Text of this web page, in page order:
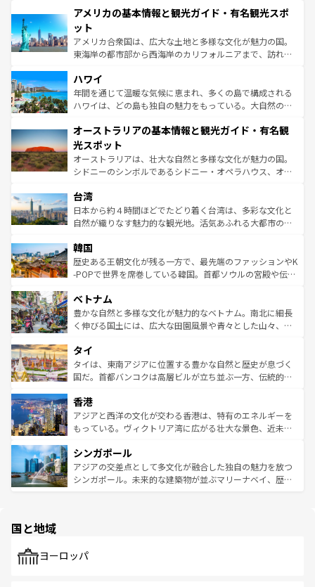
ンツ一覧を参照してほしい。
の建物がそのまま残る町や、スイスならではのユニークな
博物館もあり、アルプス観光だけでなく町歩きも満喫する
ことができる。国民の所得が高いため物価も高いが、旅行
者向けの交通パス提供のサービスもあり、うまく活用すれ
着のスイス情報は
アメリカの基本情報と観光ガイド・有名観光スポ
ット
アメリカ合衆国は、広大な土地と多様な文化が魅力の国。
東海岸の都市部から西海岸のカリフォルニアまで、訪れる
のような巨大都市は、観光、ショッピング、エンターテイ
ンメントが詰まった刺激的なスポットだ。一方、アメリカ
西部には大自然が広がり、グランドキャニオンやイエロー
部のニューオーリンズでは、音楽と美食が融合した独特の
文化が魅力。旅行者はアメリカの各地域で異なる魅力を楽
しみながら、その多様性と豊かな歴史を感じることができ
るだろう。車でのロードトリップや列車の旅も、アメリカ
情報は
ハワイ
年間を通じて温暖な気候に恵まれ、多くの島で構成される
ハワイは、どの島も独自の魅力をもっている。大自然の神
ワイ島は見逃せない。また、定番の観光地といえばオアフ
島だが、静かな自然を求めるならマウイ島やカウアイ島が
おすすめ。エメラルドグリーンに輝く海をはじめ、豊かな
文化や歴史が息づいている。「アロハスピリット」と呼ば
人々、おいしいローカルフードやハワイアンミュージッ
ク、伝統的なフラダンスなど、すべてがハワイの魅力を彩
っている。訪れるたびに新しい発見と感動が待っているハ
はコンテンツ一覧
オーストラリアの基本情報と観光ガイド・有名観
光スポット
オーストラリアは、壮大な自然と多様な文化が魅力の国。
シドニーのシンボルであるシドニー・オペラハウス、オー
リアリーフや大陸中央部にそびえるウルル（エアーズロッ
ク）、タスマニアの美しい原生林やケアンズの熱帯雨林な
ど、見どころがたくさん。また、カフェやワイン、オージ
いる。アクティビティも充実しており、サーフィンやダイ
ビング、ハイキングなど、アウトドア好きにはたまらな
い。オーストラリアの多彩な魅力を存分に味わいつくそ
参照してほしい。
台湾
日本から約４時間ほどでたどり着く台湾は、多彩な文化と
自然が織りなす魅力的な観光地。活気あふれる大都市の台
ン）、静ひつな山岳地帯である台湾東部など、都市の喧騒
と山間の静けさが共存しており、訪れる人に新しい発見と
驚きをもたらしてくれる。また、奥深い台湾の食文化も魅
容にもいいと評判のスイーツなど、バラエティ豊かな料理
が味わえる。 なお、新着の台湾情報は コンテンツ一覧を参
照してほしい。
韓国
歴史ある王朝文化が残る一方で、最先端のファッションやK
-POPで世界を席巻している韓国。首都ソウルの宮殿や伝統
き、地方に足を延ばせば四季折々の自然美を楽しむことが
できる。そして、キムチや焼肉、絶品のストリートフード
まで、さまざまな韓国料理が待っている。夜には、韓国な
リティに包まれながら、韓国の多彩な魅力を心ゆくまで味
わってみてほしい。 なお、新着の韓国情報はコンテンツ一
覧を参照してほしい。
ベトナム
豊かな自然と多様な文化が魅力的なベトナム。南北に細長
く伸びる国土には、広大な田園風景や青々とした山々、世
急速な発展と共に伝統が息づく。ハノイの古い町並みやホ
ーチミン市のフランス統治時代の建物も、独特の雰囲気を
醸し出している。また、バラエティの豊かさとおいしさで
とつ。フォーやバインミー、ベトナムコーヒーなどは、ぜ
ひ現地で味わいたい。どの地域を訪れてもあたたかい人々
が旅行者を迎えてくれるので、きっと忘れられない旅にな
参照してほしい。
タイ
タイは、東南アジアに位置する豊かな自然と歴史が息づく
国だ。首都バンコクは高層ビルが立ち並ぶ一方、伝統的な
の活気が交差している。北部ではチェンマイなどの山岳地
帯で自然と触れ合い、南部ではプーケットやクラビの美し
いビーチでリゾート気分を楽しむことができる。タイ料理
激する。気候は一年中温暖で、どの季節にも異なる楽しみ
が待っている。親しみやすいタイの人々、仏教を中心とし
た文化、そして多様な観光資源が、訪れる旅人を魅了し続
香港
アジアと西洋の文化が交わる香港は、特有のエネルギーを
もっている。ヴィクトリア湾に広がる壮大な景色、近未来
み、どこを訪れても感動するはず。観光スポットが密集し
ており、効率よく見どころを回れるのも魅力。息をのむよ
うな絶景から文化的な体験まで、香港を存分に楽しみ尽く
シンガポール
アジアの交差点として多文化が融合した独自の魅力を放つ
シンガポール。未来的な建築物が並ぶマリーナベイ、歴史
で、ホーカーズは地元の風情を楽しめる外せないスポット
国と地域
ヨーロッパ